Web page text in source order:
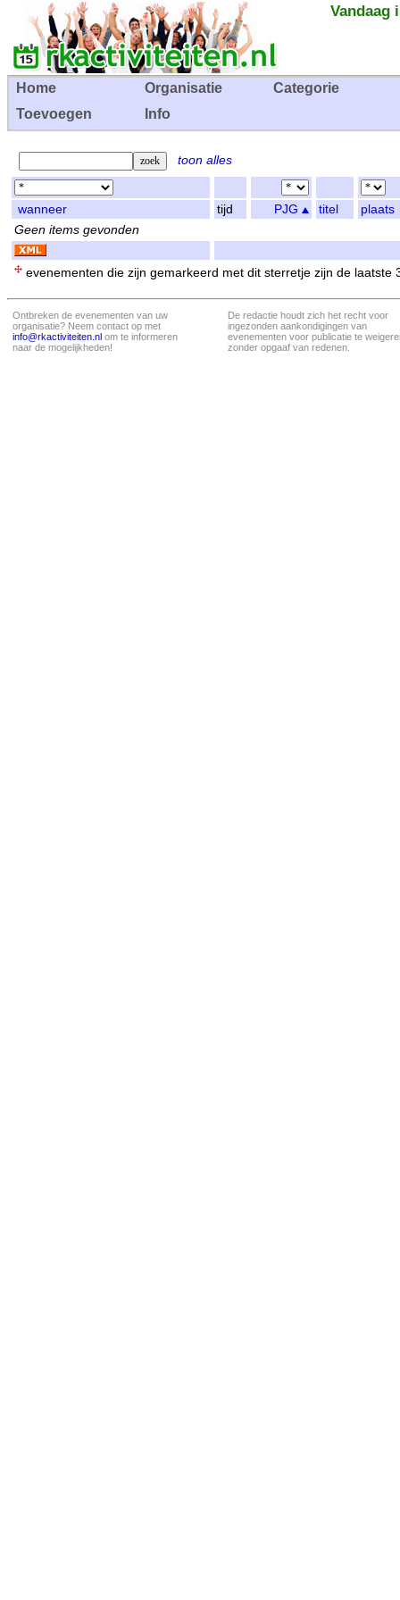
Vandaag
Home Organisatie
Categorie
Toevoegen
Info
toon alles
wanneer tijd PJG titel
plaats
Geen items gevonden
evenementen die zijn gemarkeerd met dit sterretje zijn de laatste
Ontbreken de evenementen van uw
organisatie? Neem contact op met
info@rkactiviteiten.nl om te informeren
naar de mogelijkheden!
De redactie houdt zich het recht voor
ingezonden aankondigingen van
evenementen voor publicatie te
zonder opgaaf van redenen.